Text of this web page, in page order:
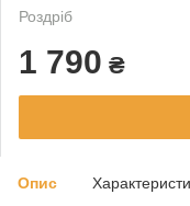
Роздріб
1 790 ₴
Опис